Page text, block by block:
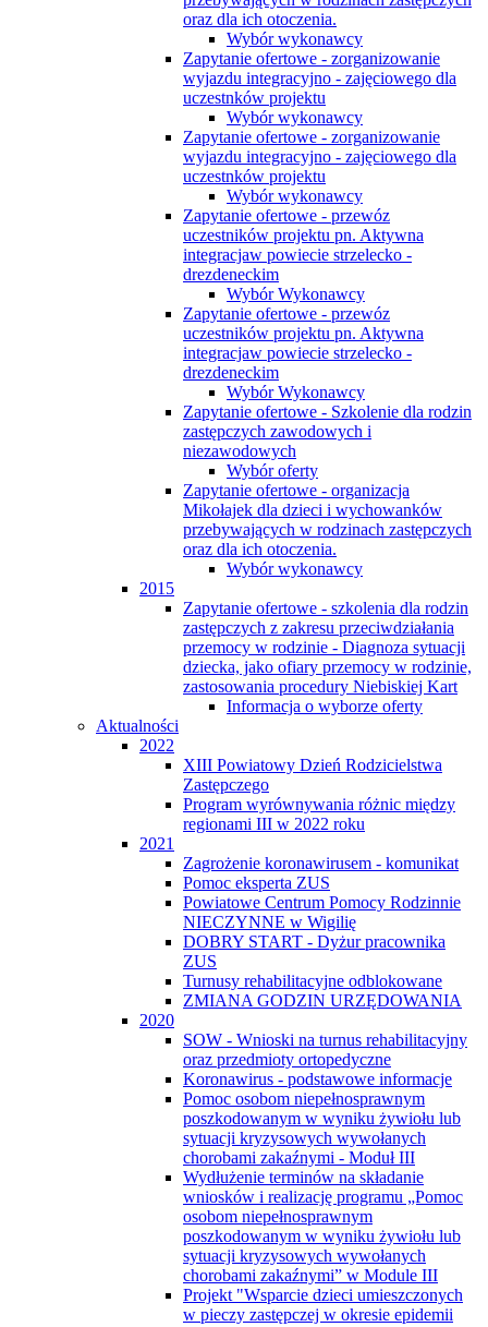
oraz dla ich otoczenia.
Wybór wykonawcy
Zapytanie ofertowe - zorganizowanie
wyjazdu integracyjno - zajęciowego dla
uczestnków projektu
Wybór wykonawcy
Zapytanie ofertowe - zorganizowanie
wyjazdu integracyjno - zajęciowego dla
uczestnków projektu
Wybór wykonawcy
Zapytanie ofertowe - przewóz
uczestników projektu pn. Aktywna
integracjaw powiecie strzelecko -
drezdeneckim
Wybór Wykonawcy
Zapytanie ofertowe - przewóz
uczestników projektu pn. Aktywna
integracjaw powiecie strzelecko -
drezdeneckim
Wybór Wykonawcy
Zapytanie ofertowe - Szkolenie dla rodzin
zastępczych zawodowych i
niezawodowych
Wybór oferty
Zapytanie ofertowe - organizacja
Mikołajek dla dzieci i wychowanków
przebywających w rodzinach zastępczych
oraz dla ich otoczenia.
Wybór wykonawcy
2015
Zapytanie ofertowe - szkolenia dla rodzin
zastępczych z zakresu przeciwdziałania
przemocy w rodzinie - Diagnoza sytuacji
dziecka, jako ofiary przemocy w rodzinie,
zastosowania procedury Niebiskiej Kart
Informacja o wyborze oferty
Aktualności
2022
XIII Powiatowy Dzień Rodzicielstwa
Zastępczego
Program wyrównywania różnic między
regionami III w 2022 roku
2021
Zagrożenie koronawirusem - komunikat
Pomoc eksperta ZUS
Powiatowe Centrum Pomocy Rodzinnie
NIECZYNNE w Wigilię
DOBRY START - Dyżur pracownika
ZUS
Turnusy rehabilitacyjne odblokowane
ZMIANA GODZIN URZĘDOWANIA
2020
SOW - Wnioski na turnus rehabilitacyjny
oraz przedmioty ortopedyczne
Koronawirus - podstawowe informacje
Pomoc osobom niepełnosprawnym
poszkodowanym w wyniku żywiołu lub
sytuacji kryzysowych wywołanych
chorobami zakaźnymi - Moduł III
Wydłużenie terminów na składanie
wniosków i realizację programu „Pomoc
osobom niepełnosprawnym
poszkodowanym w wyniku żywiołu lub
sytuacji kryzysowych wywołanych
chorobami zakaźnymi” w Module III
Projekt "Wsparcie dzieci umieszczonych
w pieczy zastępczej w okresie epidemii